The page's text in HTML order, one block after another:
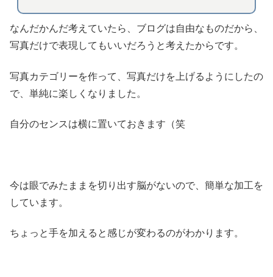
なんだかんだ考えていたら、ブログは自由なものだから、
写真だけで表現してもいいだろうと考えたからです。
写真カテゴリーを作って、写真だけを上げるようにしたの
で、単純に楽しくなりました。
自分のセンスは横に置いておきます（笑
今は眼でみたままを切り出す脳がないので、簡単な加工を
しています。
ちょっと手を加えると感じが変わるのがわかります。